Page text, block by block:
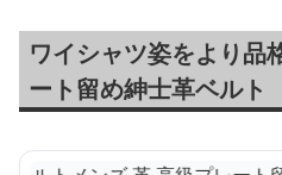
ワイシャツ姿をより品
ート留め紳士革ベルト